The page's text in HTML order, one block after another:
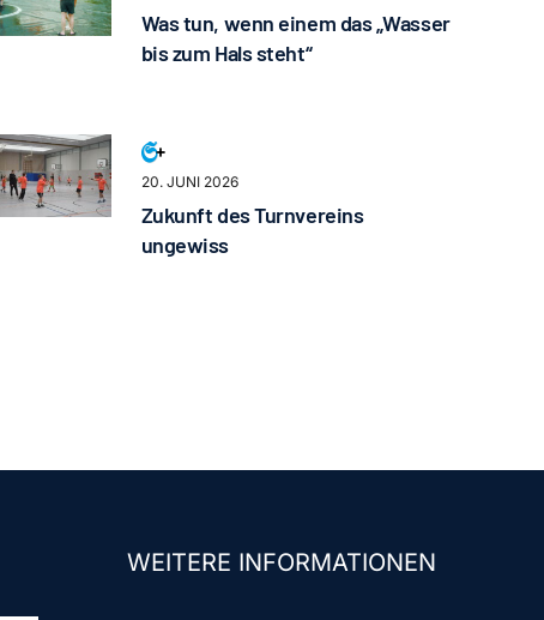
Was tun, wenn einem das „Wasser
bis zum Hals steht“
20. JUNI 2026
Zukunft des Turnvereins
ungewiss
WEITERE INFORMATIONEN